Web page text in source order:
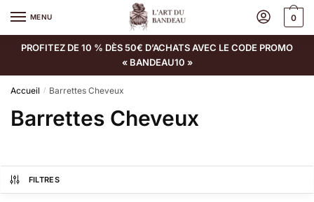
MENU 0
PROFITEZ DE 10 % DÈS 50€ D’ACHATS AVEC LE CODE PROMO
« BANDEAU10 »
Accueil / Barrettes Cheveux
Barrettes Cheveux
FILTRES